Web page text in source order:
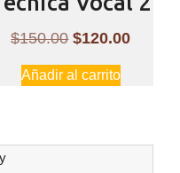
$150.00 El
precio
original
$120.00El
Añadir al carrito